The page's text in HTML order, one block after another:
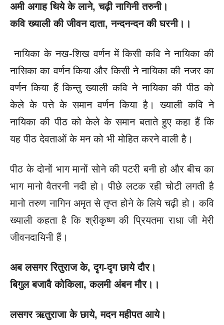
अमी अगाह थिये के लाने, चढ़ी नागिनी तरुनी।
कवि ख्याली की जीवन दाता, नन्दनन्दन की घरनी।।
नायिका के नख-शिख वर्णन में किसी कवि ने नायिका की
नासिका का वर्णन किया और किसी ने नायिका की नजर का
वर्णन किया हैं किन्तु ख्याली कवि ने नायिका की पीठ को
केले के पत्ते के समान वर्णन किया है। ख्याली कवि ने
नायिका की पीठ को केले के समान बताते हुए कहा हैं कि
यह पीठ देवताओं के मन को भी मोहित करने वाली है।
पीठ के दोनों भाग मानों सोने की पटरी बनी हो और बीच का
भाग मानो वैतरनी नदी हो। पीछे लटक रही चोटी लगती है
मानो तरुण नागिन अमृत से तृप्त होने के लिये चढ़ी हो। कवि
ख्याली कहता है कि श्रीकृष्ण की प्रियतमा राधा जी मेरी
जीवनदायिनी हैं।
अब लसगर रितुराज के, दृग-दृग छाये दौर।
बिगुल बजावै कोकिला, कलमी अंबन मौर।।
लसगर ऋतुराजा के छाये, मदन महीपत आये।